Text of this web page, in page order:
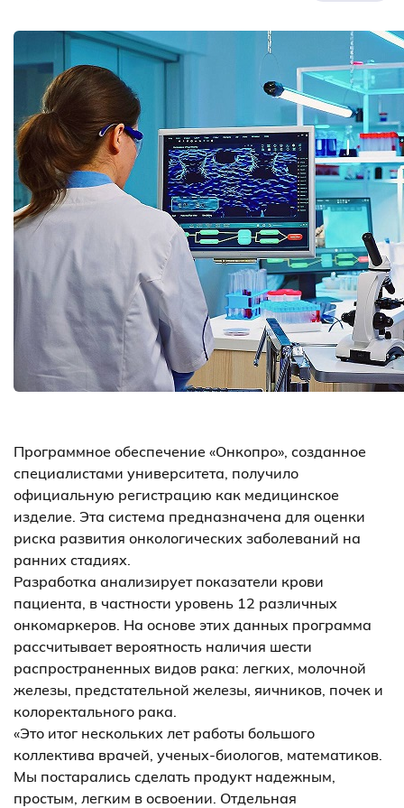
Программное обеспечение «Онкопро», созданное
специалистами университета, получило
официальную регистрацию как медицинское
изделие. Эта система предназначена для оценки
риска развития онкологических заболеваний на
ранних стадиях.
Разработка анализирует показатели крови
пациента, в частности уровень 12 различных
онкомаркеров. На основе этих данных программа
рассчитывает вероятность наличия шести
распространенных видов рака: легких, молочной
железы, предстательной железы, яичников, почек и
колоректального рака.
«Это итог нескольких лет работы большого
коллектива врачей, ученых-биологов, математиков.
Мы постарались сделать продукт надежным,
простым, легким в освоении. Отдельная